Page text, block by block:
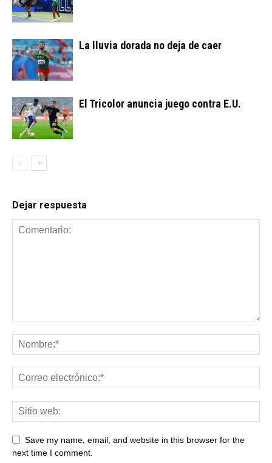
La lluvia dorada no deja de caer
El Tricolor anuncia juego contra E.U.
Dejar respuesta
Save my name, email, and website in this browser for the
next time I comment.